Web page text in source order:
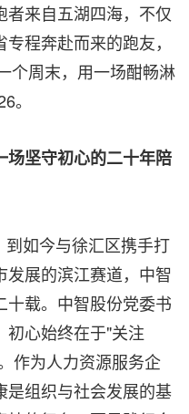
来自五湖四海，不仅
程奔赴而来的跑友，
个周末，用一场酣畅淋
。
坚守初心的二十年陪
到如今与徐汇区携手打
展的滨江赛道，中智
十载。中智股份党委书
初心始终在于"关注
作为人力资源服务企
是组织与社会发展的基